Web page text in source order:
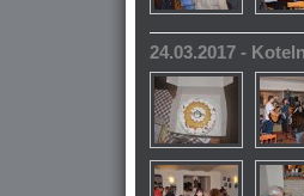
24.03.2017 -